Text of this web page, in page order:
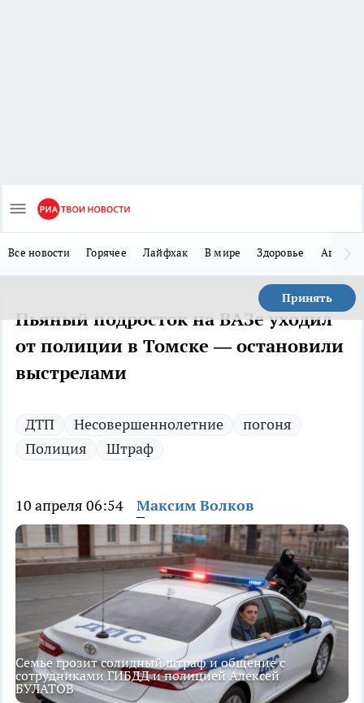
Все новости Горячее Лайфхак В мире Здоровье Авто
Принять
Пьяный подросток на ВАЗе уходил
от полиции в Томске — остановили
выстрелами
ДТП Несовершеннолетние
погоня
Полиция
Штраф
10 апреля 06:54 Максим Волков
Семье грозит солидный штраф и общение с
сотрудниками ГИБДД и полицией Алексей
БУЛАТОВ